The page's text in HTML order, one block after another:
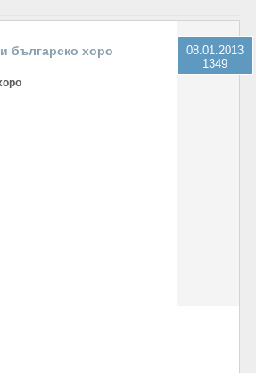
българско хоро
08.01.2013
1349